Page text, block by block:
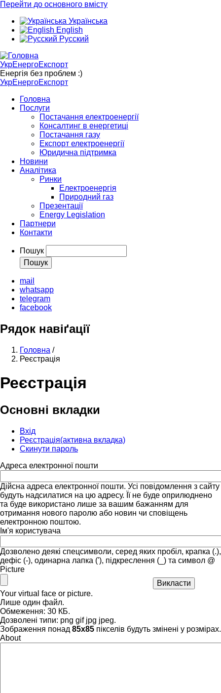
Перейти до основного вмісту
Українська
English
Русский
УкрЕнергоЕкспорт
Енергія без проблем :)
УкрЕнергоЕкспорт
Головна
Послуги
Постачання електроенергії
Консалтинг в енергетиці
Постачання газу
Експорт електроенергії
Юридична підтримка
Новини
Аналітика
Ринки
Електроенергія
Природний газ
Презентації
Energy Legislation
Партнери
Контакти
Пошук
mail
whatsapp
telegram
facebook
Рядок навіґації
Головна /
Реєстрація
Реєстрація
Основні вкладки
Вхід
Реєстрація(активна вкладка)
Скинути пароль
Адреса електронної пошти
Дійсна адреса електронної пошти. Усі повідомлення з сайту
будуть надсилатися на цю адресу. Її не буде оприлюднено
та буде використано лише за вашим бажанням для
отримання нового паролю або новин чи сповіщень
електронною поштою.
Ім'я користувача
Дозволено деякі спецсимволи, серед яких пробіл, крапка (.),
дефіс (-), одинарна лапка ('), підкреслення (_) та символ @
Picture
Your virtual face or picture.
Лише один файл.
Обмеження: 30 КБ.
Дозволені типи: png gif jpg jpeg.
Зображення понад 85x85 пікселів будуть змінені у розмірах.
About